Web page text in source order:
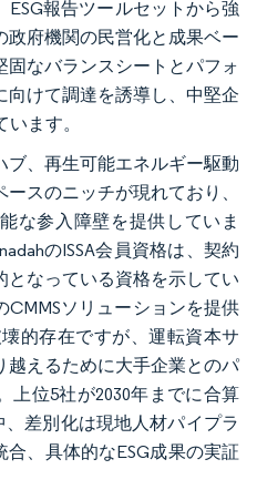
報告ツールセットから強
政府機関の民営化と成果ベー
なバランスシートとパフォ
向けて調達を誘導し、中堅企
ます。
、再生可能エネルギー駆動
スのニッチが現れており、
な参入障壁を提供していま
のISSA会員資格は、契約
なっている資格を示してい
CMMSソリューションを提供
的存在ですが、運転資本サ
越えるために大手企業とのパ
上位5社が2030年までに合算
差別化は現地人材パイプラ
、具体的なESG成果の実証